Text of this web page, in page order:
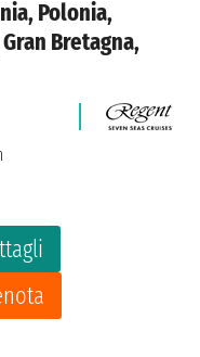
Polonia,
Bretagna,